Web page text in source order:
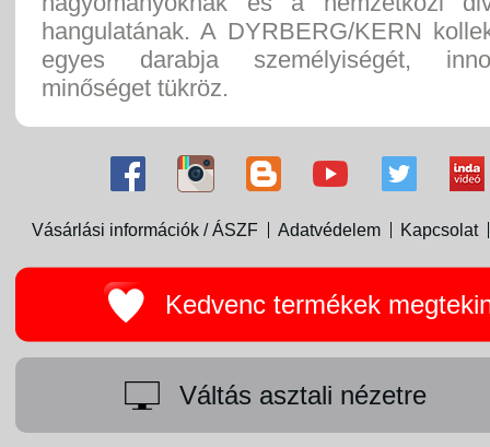
hangulatának. A DYRBERG/KERN
egyes darabja személyiségét,
minőséget tükröz.
Vásárlási információk / ÁSZF Adatvédelem Kapcsolat
Kedvenc termékek
Váltás asztali nézetre